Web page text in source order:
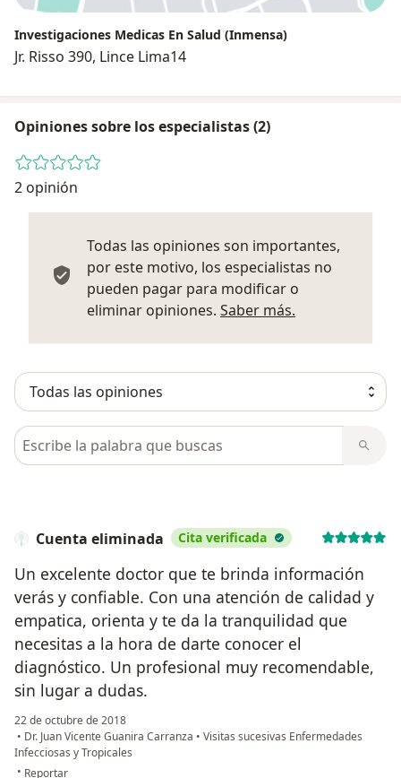
Investigaciones Medicas En Salud (Inmensa)
Jr. Risso 390, Lince Lima14
Opiniones sobre los especialistas (2)
2 opinión
Todas las opiniones son importantes,
por este motivo, los especialistas no
pueden pagar para modificar o
eliminar opiniones. Saber más.
Busca en opiniones
Cuenta eliminada Cita verificada
Un excelente doctor que te brinda información
verás y confiable. Con una atención de calidad y
empatica, orienta y te da la tranquilidad que
necesitas a la hora de darte conocer el
diagnóstico. Un profesional muy recomendable,
sin lugar a dudas.
22 de octubre de 2018
• Dr. Juan Vicente Guanira Carranza • Visitas sucesivas Enfermedades
Infecciosas y Tropicales
• en opinión del usuario Cuenta eliminada
Reportar